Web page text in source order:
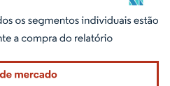
requer atribuição conforme CC BY 4.0.